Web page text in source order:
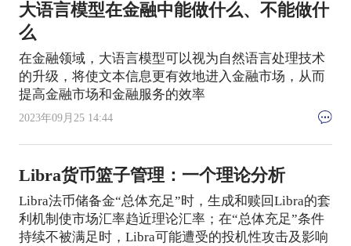
大语言模型在金融中能做什么、不能做什
么
在金融领域，大语言模型可以视为自然语言处理技术
的升级，将使文本信息更有效地进入金融市场，从而
提高金融市场和金融服务的效率
2023年09月25 14:44
Libra货币篮子管理：一个理论分析
Libra法币储备金“总体充足”时，生成和赎回Libra的套
利机制使市场汇率趋近理论汇率；在“总体充足”条件
持续不被满足时，Libra可能遭受的投机性攻击及影响